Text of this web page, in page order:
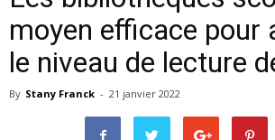
moyen efficace pour
le niveau de lecture
By Stany Franck - 21 janvier 2022